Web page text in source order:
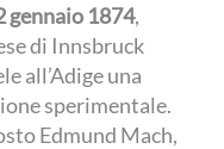
gennaio 1874,
di Innsbruck
all’Adige una
sperimentale.
Edmund Mach,